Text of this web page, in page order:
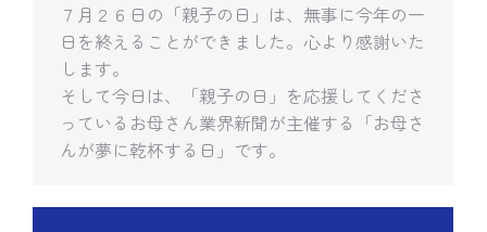
７月２６日の「親子の日」は、無事に今年の一
日を終えることができました。心より感謝いた
します。
そして今日は、「親子の日」を応援してくださ
っているお母さん業界新聞が主催する「お母さ
んが夢に乾杯する日」です。